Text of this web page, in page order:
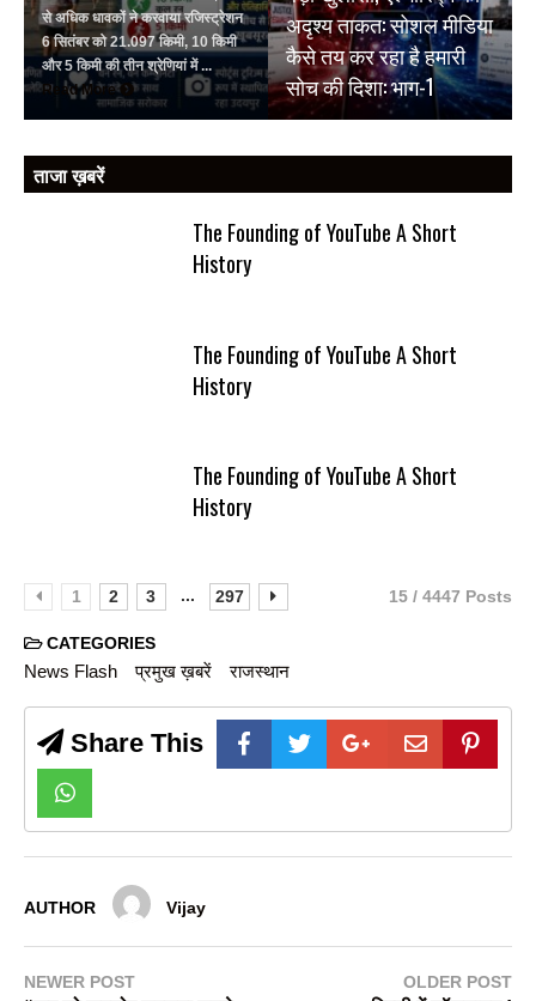
से अधिक धावकों ने करवाया रजिस्ट्रेशन
6 सितंबर को 21.097 किमी, 10 किमी
और 5 किमी की तीन श्रेणियां में ...
Read More
अदृश्य ताकत: सोशल मीडिया
कैसे तय कर रहा है हमारी
सोच की दिशा: भाग-1
ताजा ख़बरें
The Founding of YouTube A Short
History
The Founding of YouTube A Short
History
The Founding of YouTube A Short
History
1 2 3 ... 297 15 / 4447 Posts
CATEGORIES
News Flash प्रमुख ख़बरें राजस्थान
Share This
AUTHOR Vijay
NEWER POST OLDER POST